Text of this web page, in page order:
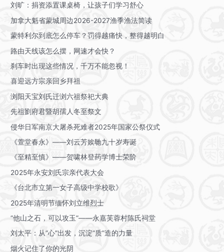
刘旷：捐资添置课桌椅，让孩子们学习舒心
加拿大魁省蒙城周边2026-2027渔季渔法简读
蒙特利尔到底怎么停车？罚得越痛快，整得越明白
路由天线该怎么摆，网速才会快？
刹车时出现这些情况，千万不能忽视！
喜迎远方宗亲回乡拜祖
浏阳天宝刘氏迁浏六祖祭祀大典
先祖劉府君暨胡孺人冬至祭文
侵华日军南京大屠杀死难者2025年国家公祭仪式
《萱堂春永》——刘云芳娭毑九十岁寿诞
《至精至慎》——贺啸林登药学博士荣阶
2025年永安刘氏宗亲代表大会
《台北市立第一女子高级中学校歌》
2025年清明节缅怀刘立维烈士
“他山之石，可以攻玉”——永嘉芙蓉村陈氏祠堂
刘太平：从“心”出发，沉淀“质”造的力量
烟火记住了你的光阴